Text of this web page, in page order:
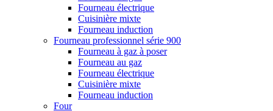
Fourneau électrique
Cuisinière mixte
Fourneau induction
Fourneau professionnel série 900
Fourneau à gaz à poser
Fourneau au gaz
Fourneau électrique
Cuisinière mixte
Fourneau induction
Four